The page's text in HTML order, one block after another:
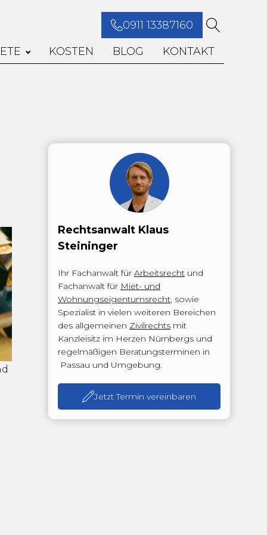
0911 13387160
KOSTEN BLOG KONTAKT
Rechtsanwalt Klaus
Steininger
Ihr Fachanwalt für Arbeitsrecht und
Fachanwalt für Miet- und
Wohnungseigentumsrecht, sowie
Spezialist in vielen weiteren Bereichen
des allgemeinen Zivilrechts mit
Kanzleisitz im Herzen Nürnbergs und
regelmäßigen Beratungsterminen in
Passau und Umgebung.
Jetzt Termin vereinbaren